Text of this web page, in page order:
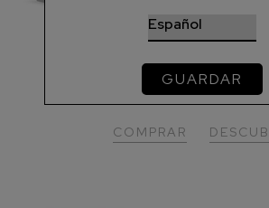
GUARDAR
DANCE
EDT 80 ml + Deo 150ml
COMPRAR